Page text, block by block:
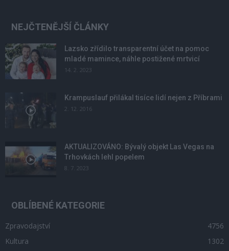
NEJČTENĚJŠÍ ČLÁNKY
Lazsko zřídilo transparentní účet na pomoc
mladé mamince, náhle postižené mrtvicí
14. 2. 2023
Krampuslauf přilákal tisíce lidí nejen z Příbrami
2. 12. 2016
AKTUALIZOVÁNO: Bývalý objekt Las Vegas na
Trhovkách lehl popelem
8. 7. 2023
OBLÍBENÉ KATEGORIE
Zpravodajství
4756
Kultura
1302